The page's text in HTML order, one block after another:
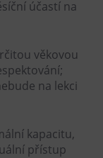
účastí na
věkovou
na lekci
kapacitu,
přístup